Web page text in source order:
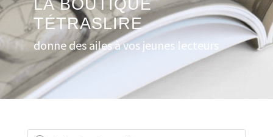
LA BOUTIQUE
TÉTRASLIRE
donne des ailes à vos jeunes lecteurs
Recherche